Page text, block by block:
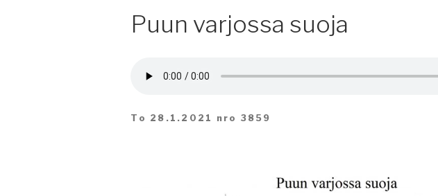
Puun varjossa suoja
To 28.1.2021 nro 3859